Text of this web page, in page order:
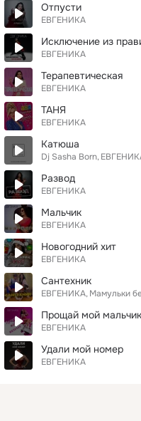
Отпусти
ЕВГЕНИКА
Исключение из
ЕВГЕНИКА
Терапевтическая
ЕВГЕНИКА
ТАНЯ
ЕВГЕНИКА
Катюша
Dj Sasha Born
Развод
ЕВГЕНИКА
Мальчик
ЕВГЕНИКА
Новогодний хит
ЕВГЕНИКА
Сантехник
ЕВГЕНИКА Мамульки
Прощай мой мальчик
ЕВГЕНИКА
Удали мой номер
ЕВГЕНИКА